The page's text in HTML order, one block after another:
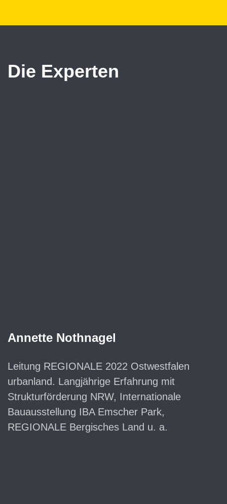
Die Experten
Annette Nothnagel
Leitung REGIONALE 2022 Ostwestfalen
urbanland. Langjährige Erfahrung mit
Strukturförderung NRW, Internationale
Bauausstellung IBA Emscher Park,
REGIONALE Bergisches Land u. a.